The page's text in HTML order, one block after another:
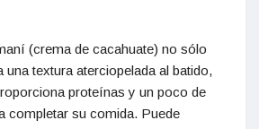
(crema de cacahuate) no sólo
una textura aterciopelada al batido,
proteínas y un poco de
completar su comida. Puede